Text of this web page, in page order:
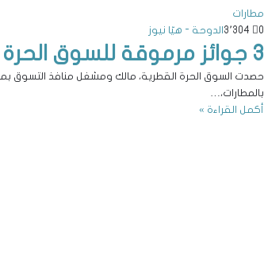
مطارات
الدوحة - هيّا نيوز
0
3 جوائز مرموقة للسوق الحرة القطرية من «فرونتير 2023»
بالمطارات،…
أكمل القراءة »